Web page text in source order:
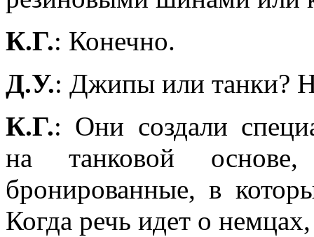
К.Г.: Конечно.
Д.У.: Джипы или танки?
К.Г.: Они создали
на танковой
бронированные, в
Когда речь идет о